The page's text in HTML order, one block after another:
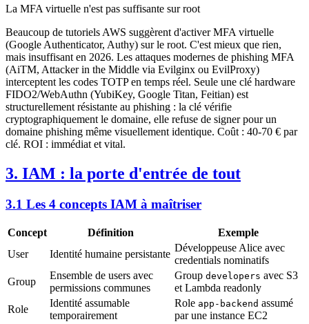
La MFA virtuelle n'est pas suffisante sur root
Beaucoup de tutoriels AWS suggèrent d'activer MFA virtuelle
(Google Authenticator, Authy) sur le root. C'est mieux que rien,
mais insuffisant en 2026. Les attaques modernes de phishing MFA
(AiTM, Attacker in the Middle via Evilginx ou EvilProxy)
interceptent les codes TOTP en temps réel. Seule une clé hardware
FIDO2/WebAuthn (YubiKey, Google Titan, Feitian) est
structurellement résistante au phishing : la clé vérifie
cryptographiquement le domaine, elle refuse de signer pour un
domaine phishing même visuellement identique. Coût : 40-70 € par
clé. ROI : immédiat et vital.
3. IAM : la porte d'entrée de tout
3.1 Les 4 concepts IAM à maîtriser
Concept Définition
Exemple
User
Identité humaine persistante
Développeuse Alice avec
credentials nominatifs
Group
Ensemble de users avec
permissions communes
Group developers avec S3
et Lambda readonly
Role
Identité assumable
temporairement
Role app-backend assumé
par une instance EC2